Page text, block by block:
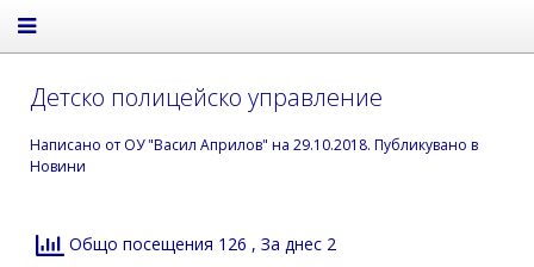
Детско полицейско управление
Написано от ОУ "Васил Априлов" на 29.10.2018. Публикувано в
Новини
Общо посещения 126 , За днес 2